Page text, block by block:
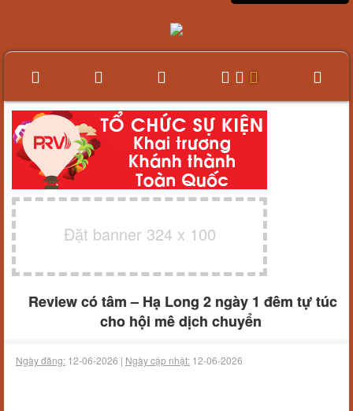
Đặt banner 324 x 100
Review có tâm – Hạ Long 2 ngày 1 đêm tự túc
cho hội mê dịch chuyển
Ngày đăng: 12-06-2026 | Ngày cập nhật: 12-06-2026